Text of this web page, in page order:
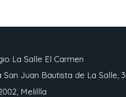
La Salle El Carmen
San Juan Bautista de La Salle, 3
Melillla